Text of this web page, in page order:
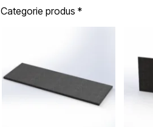
Categorie produs *